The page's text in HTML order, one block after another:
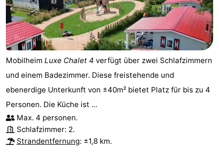
Mobilheim Luxe Chalet 4 verfügt über zwei Schlafzimmern
und einem Badezimmer. Diese freistehende und
ebenerdige Unterkunft von ±40m² bietet Platz für bis zu 4
Personen. Die Küche ist ...
Max. 4 personen.
Schlafzimmer: 2.
Strandentfernung: ±1,8 km.